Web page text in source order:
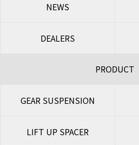
NEWS
DEALERS
PRODUCT
GEAR SUSPENSION
LIFT UP SPACER